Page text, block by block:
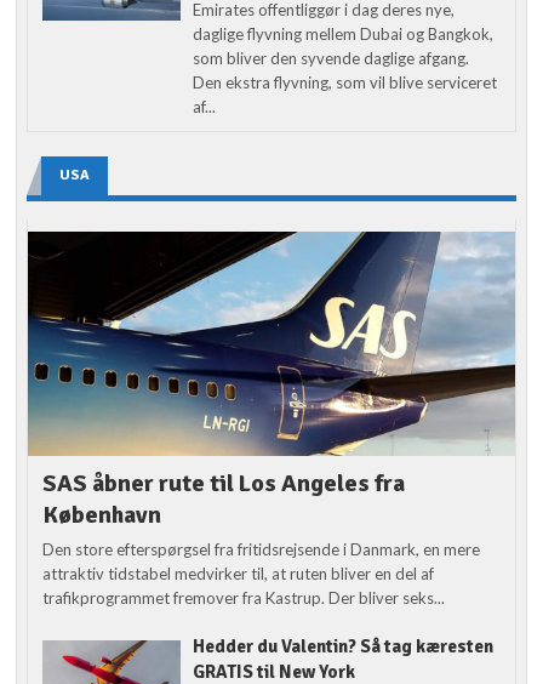
Emirates offentliggør i dag deres nye,
daglige flyvning mellem Dubai og Bangkok,
som bliver den syvende daglige afgang.
Den ekstra flyvning, som vil blive serviceret
af...
USA
SAS åbner rute til Los Angeles fra
København
Den store efterspørgsel fra fritidsrejsende i Danmark, en mere
attraktiv tidstabel medvirker til, at ruten bliver en del af
trafikprogrammet fremover fra Kastrup. Der bliver seks...
Hedder du Valentin? Så tag kæresten
GRATIS til New York